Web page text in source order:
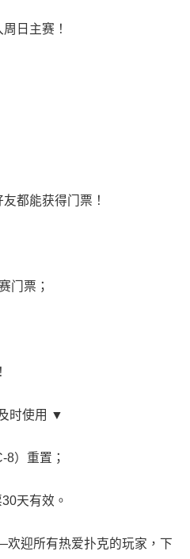
日主赛！
都能获得门票！
门票 ；
时使用 ▼
8）重置；
天有效。
迎所有热爱扑克的玩家，下